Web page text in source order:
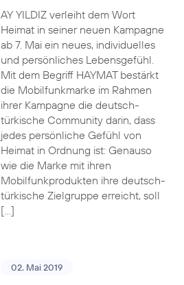
AY YILDIZ verleiht dem Wort
Heimat in seiner neuen Kampagne
ab 7. Mai ein neues, individuelles
und persönliches Lebensgefühl.
Mit dem Begriff HAYMAT bestärkt
die Mobilfunkmarke im Rahmen
ihrer Kampagne die deutsch-
türkische Community darin, dass
jedes persönliche Gefühl von
Heimat in Ordnung ist: Genauso
wie die Marke mit ihren
Mobilfunkprodukten ihre deutsch-
türkische Zielgruppe erreicht, soll
[…]
02. Mai 2019